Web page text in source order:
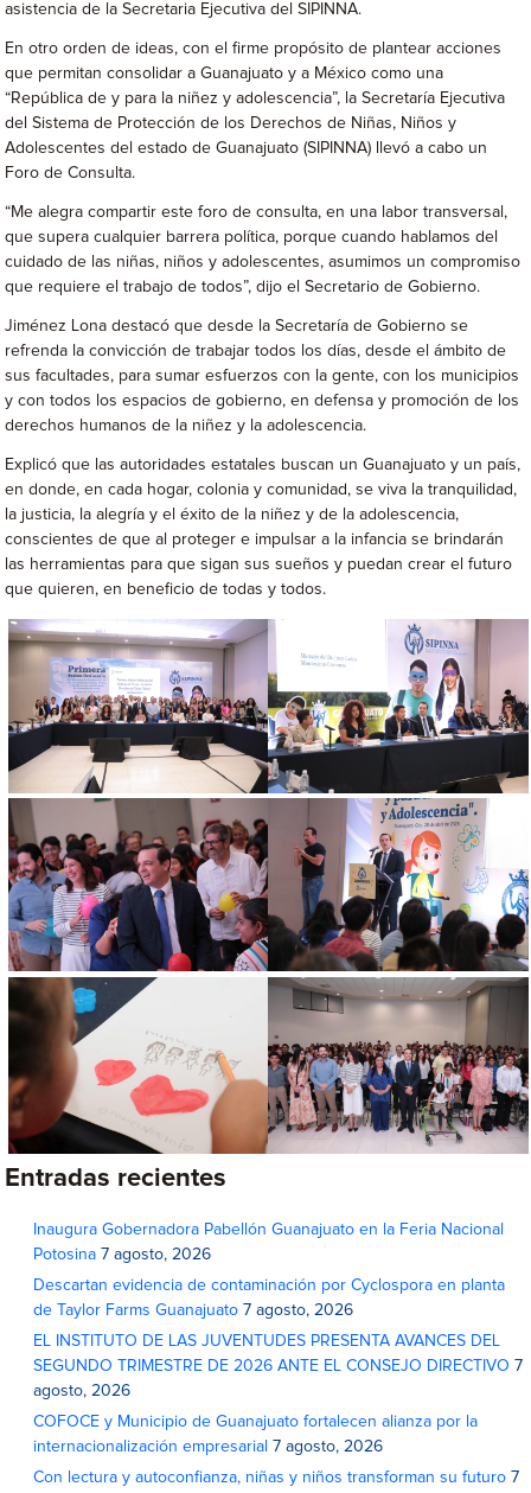
asistencia de la Secretaria Ejecutiva del SIPINNA.
En otro orden de ideas, con el firme propósito de plantear acciones
que permitan consolidar a Guanajuato y a México como una
“República de y para la niñez y adolescencia”, la Secretaría Ejecutiva
del Sistema de Protección de los Derechos de Niñas, Niños y
Adolescentes del estado de Guanajuato (SIPINNA) llevó a cabo un
Foro de Consulta.
“Me alegra compartir este foro de consulta, en una labor transversal,
que supera cualquier barrera política, porque cuando hablamos del
cuidado de las niñas, niños y adolescentes, asumimos un compromiso
que requiere el trabajo de todos”, dijo el Secretario de Gobierno.
Jiménez Lona destacó que desde la Secretaría de Gobierno se
refrenda la convicción de trabajar todos los días, desde el ámbito de
sus facultades, para sumar esfuerzos con la gente, con los municipios
y con todos los espacios de gobierno, en defensa y promoción de los
derechos humanos de la niñez y la adolescencia.
Explicó que las autoridades estatales buscan un Guanajuato y un país,
en donde, en cada hogar, colonia y comunidad, se viva la tranquilidad,
la justicia, la alegría y el éxito de la niñez y de la adolescencia,
conscientes de que al proteger e impulsar a la infancia se brindarán
las herramientas para que sigan sus sueños y puedan crear el futuro
que quieren, en beneficio de todas y todos.
Entradas recientes
Inaugura Gobernadora Pabellón Guanajuato en la Feria Nacional
Potosina 7 agosto, 2026
Descartan evidencia de contaminación por Cyclospora en planta
de Taylor Farms Guanajuato 7 agosto, 2026
EL INSTITUTO DE LAS JUVENTUDES PRESENTA AVANCES DEL
SEGUNDO TRIMESTRE DE 2026 ANTE EL CONSEJO DIRECTIVO 7
agosto, 2026
COFOCE y Municipio de Guanajuato fortalecen alianza por la
internacionalización empresarial 7 agosto, 2026
Con lectura y autoconfianza, niñas y niños transforman su futuro 7